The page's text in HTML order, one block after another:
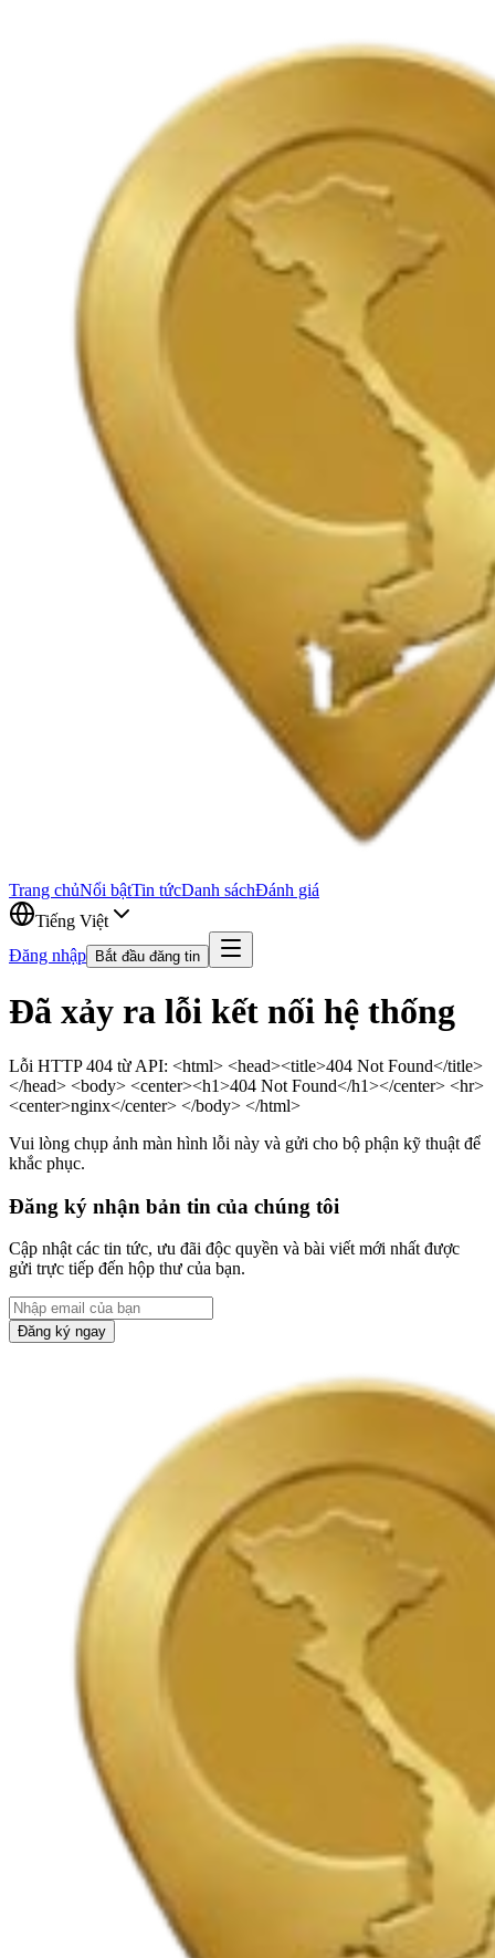
Trang chủNổi bậtTin tứcDanh sáchĐánh giá
Tiếng Việt
Đăng nhập
Bắt đầu đăng tin
Đã xảy ra lỗi kết nối hệ thống
Lỗi HTTP 404 từ API: <html> <head><title>404 Not Found</title>
</head> <body> <center><h1>404 Not Found</h1></center> <hr>
<center>nginx</center> </body> </html>
Vui lòng chụp ảnh màn hình lỗi này và gửi cho bộ phận kỹ thuật để
khắc phục.
Đăng ký nhận bản tin của chúng tôi
Cập nhật các tin tức, ưu đãi độc quyền và bài viết mới nhất được
gửi trực tiếp đến hộp thư của bạn.
Đăng ký ngay